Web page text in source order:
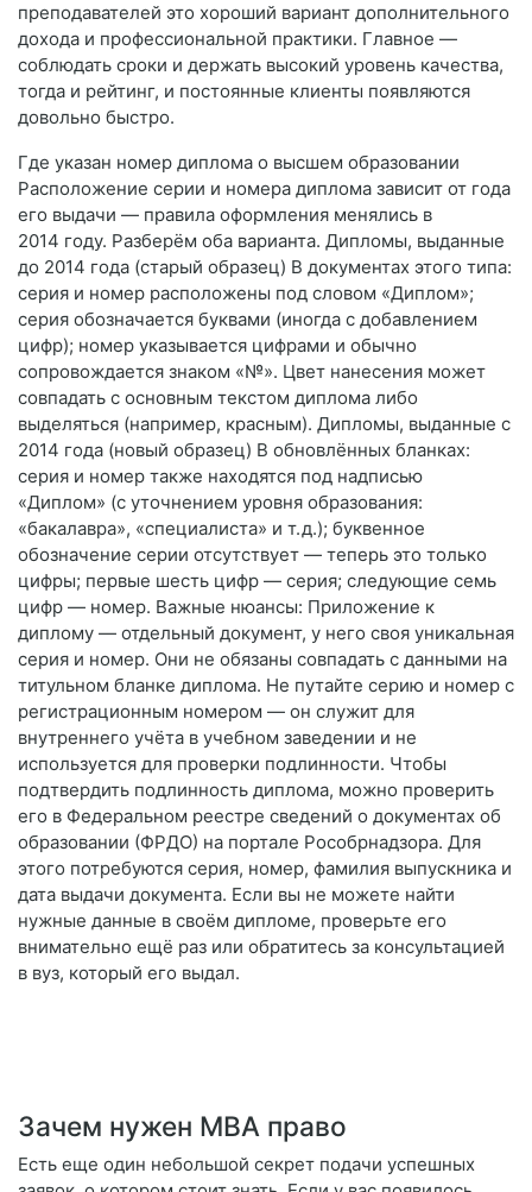
преподавателей это хороший вариант дополнительного
дохода и профессиональной практики. Главное —
соблюдать сроки и держать высокий уровень качества,
тогда и рейтинг, и постоянные клиенты появляются
довольно быстро.
Где указан номер диплома о высшем образовании
Расположение серии и номера диплома зависит от года
его выдачи — правила оформления менялись в
2014 году. Разберём оба варианта. Дипломы, выданные
до 2014 года (старый образец) В документах этого типа:
серия и номер расположены под словом «Диплом»;
серия обозначается буквами (иногда с добавлением
цифр); номер указывается цифрами и обычно
сопровождается знаком «№». Цвет нанесения может
совпадать с основным текстом диплома либо
выделяться (например, красным). Дипломы, выданные с
2014 года (новый образец) В обновлённых бланках:
серия и номер также находятся под надписью
«Диплом» (с уточнением уровня образования:
«бакалавра», «специалиста» и т. д.); буквенное
обозначение серии отсутствует — теперь это только
цифры; первые шесть цифр — серия; следующие семь
цифр — номер. Важные нюансы: Приложение к
диплому — отдельный документ, у него своя уникальная
серия и номер. Они не обязаны совпадать с данными на
титульном бланке диплома. Не путайте серию и номер с
регистрационным номером — он служит для
внутреннего учёта в учебном заведении и не
используется для проверки подлинности. Чтобы
подтвердить подлинность диплома, можно проверить
его в Федеральном реестре сведений о документах об
образовании (ФРДО) на портале Рособрнадзора. Для
этого потребуются серия, номер, фамилия выпускника и
дата выдачи документа. Если вы не можете найти
нужные данные в своём дипломе, проверьте его
внимательно ещё раз или обратитесь за консультацией
в вуз, который его выдал.
Зачем нужен MBA право
Есть еще один небольшой секрет подачи успешных